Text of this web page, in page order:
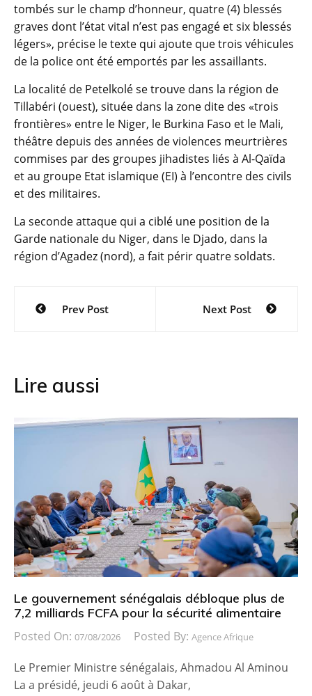
tombés sur le champ d’honneur, quatre (4) blessés
graves dont l’état vital n’est pas engagé et six blessés
légers», précise le texte qui ajoute que trois véhicules
de la police ont été emportés par les assaillants.
La localité de Petelkolé se trouve dans la région de
Tillabéri (ouest), située dans la zone dite des «trois
frontières» entre le Niger, le Burkina Faso et le Mali,
théâtre depuis des années de violences meurtrières
commises par des groupes jihadistes liés à Al-Qaïda
et au groupe Etat islamique (EI) à l’encontre des civils
et des militaires.
La seconde attaque qui a ciblé une position de la
Garde nationale du Niger, dans le Djado, dans la
région d’Agadez (nord), a fait périr quatre soldats.
Navigation
Prev Post Next Post
Lire aussi
Le gouvernement sénégalais débloque plus de
7,2 milliards FCFA pour la sécurité alimentaire
Posted On: 07/08/2026 Posted By: Agence Afrique
Le Premier Ministre sénégalais, Ahmadou Al Aminou
La a présidé, jeudi 6 août à Dakar,